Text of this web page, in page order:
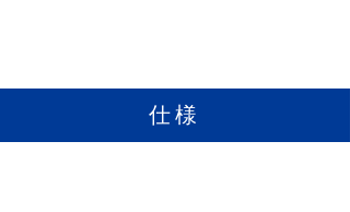
仕様